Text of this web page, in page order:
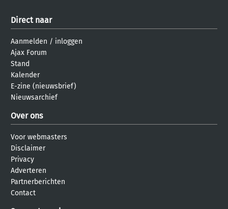
Direct naar
Aanmelden / inloggen
Ajax Forum
Stand
Kalender
E-zine (nieuwsbrief)
Nieuwsarchief
Over ons
Voor webmasters
Disclaimer
Privacy
Adverteren
Partnerberichten
Contact